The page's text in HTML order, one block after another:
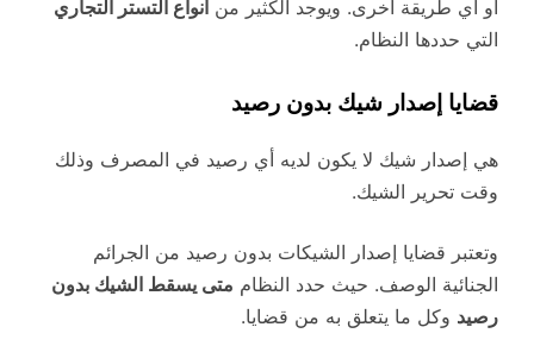
أو أي طريقة أخرى. ويوجد الكثير من أنواع التستر التجاري
التي حددها النظام.
قضايا إصدار شيك بدون رصيد
هي إصدار شيك لا يكون لديه أي رصيد في المصرف وذلك
وقت تحرير الشيك.
وتعتبر قضايا إصدار الشيكات بدون رصيد من الجرائم
الجنائية الوصف. حيث حدد النظام متى يسقط الشيك بدون
رصيد وكل ما يتعلق به من قضايا.